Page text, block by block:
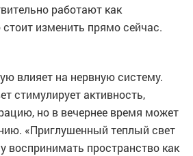
работают как
изменить прямо сейчас.
влияет на нервную систему.
стимулирует активность,
но в вечернее время может
«Приглушенный теплый свет
воспринимать пространство как